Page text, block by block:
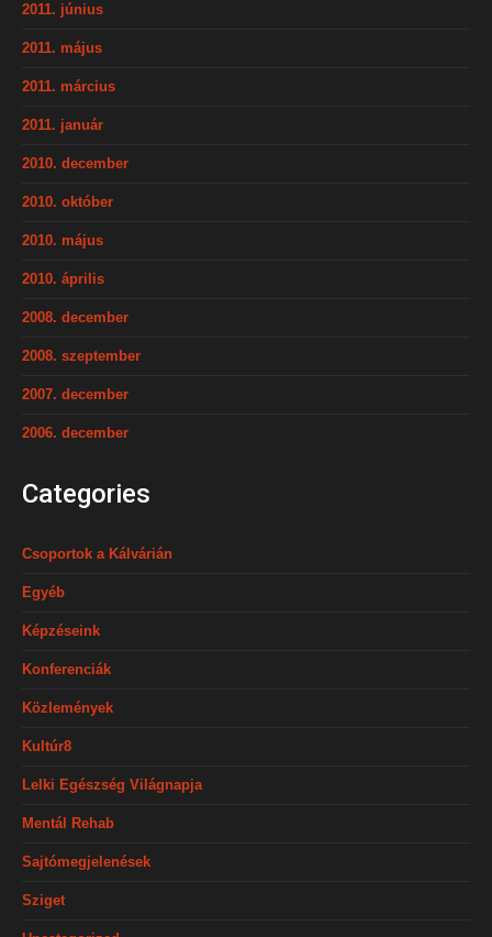
2011. június
2011. május
2011. március
2011. január
2010. december
2010. október
2010. május
2010. április
2008. december
2008. szeptember
2007. december
2006. december
Categories
Csoportok a Kálvárián
Egyéb
Képzéseink
Konferenciák
Közlemények
Kultúr8
Lelki Egészség Világnapja
Mentál Rehab
Sajtómegjelenések
Sziget